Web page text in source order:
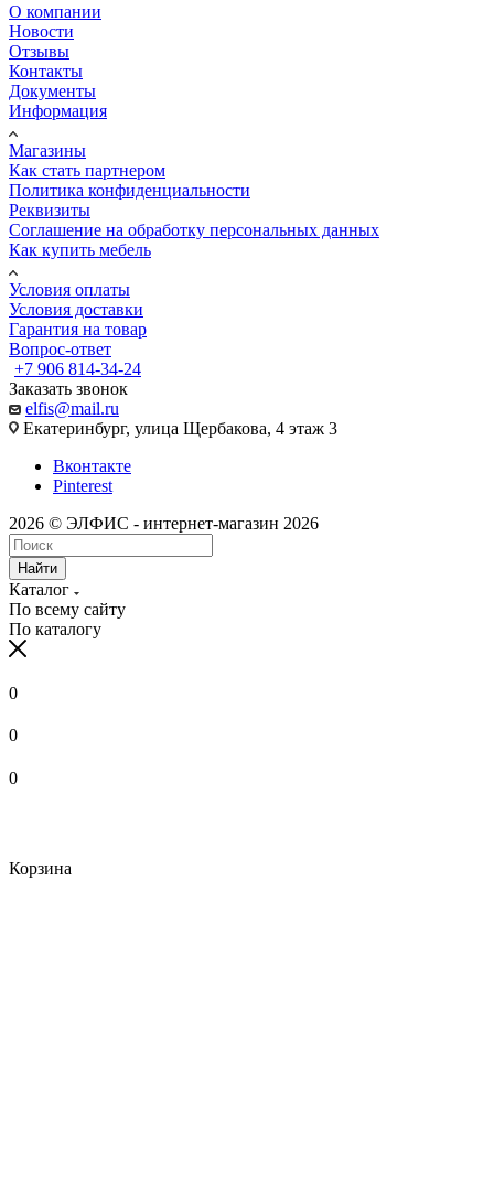
О компании
Новости
Отзывы
Контакты
Документы
Информация
Магазины
Как стать партнером
Политика конфиденциальности
Реквизиты
Соглашение на обработку персональных данных
Как купить мебель
Условия оплаты
Условия доставки
Гарантия на товар
Вопрос-ответ
+7 906 814-34-24
Заказать звонок
elfis@mail.ru
Екатеринбург, улица Щербакова, 4 этаж 3
Вконтакте
Pinterest
2026 © ЭЛФИС - интернет-магазин 2026
Найти
Каталог
По всему сайту
По каталогу
0
0
0
Корзина